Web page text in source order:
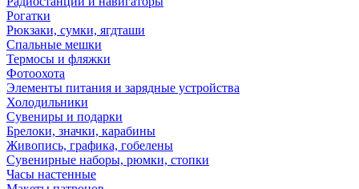
Рогатки
Рюкзаки, сумки, ягдташи
Спальные мешки
Термосы и фляжки
Фотоохота
Элементы питания и зарядные устройства
Холодильники
Сувениры и подарки
Брелоки, значки, карабины
Живопись, графика, гобелены
Сувенирные наборы, рюмки, стопки
Часы настенные